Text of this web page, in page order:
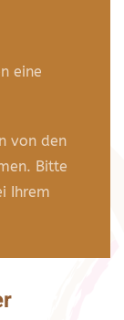
eine
von den
Bitte
Ihrem